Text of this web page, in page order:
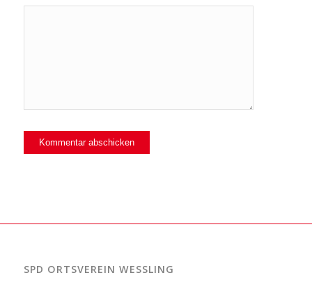
SPD ORTSVEREIN WESSLING